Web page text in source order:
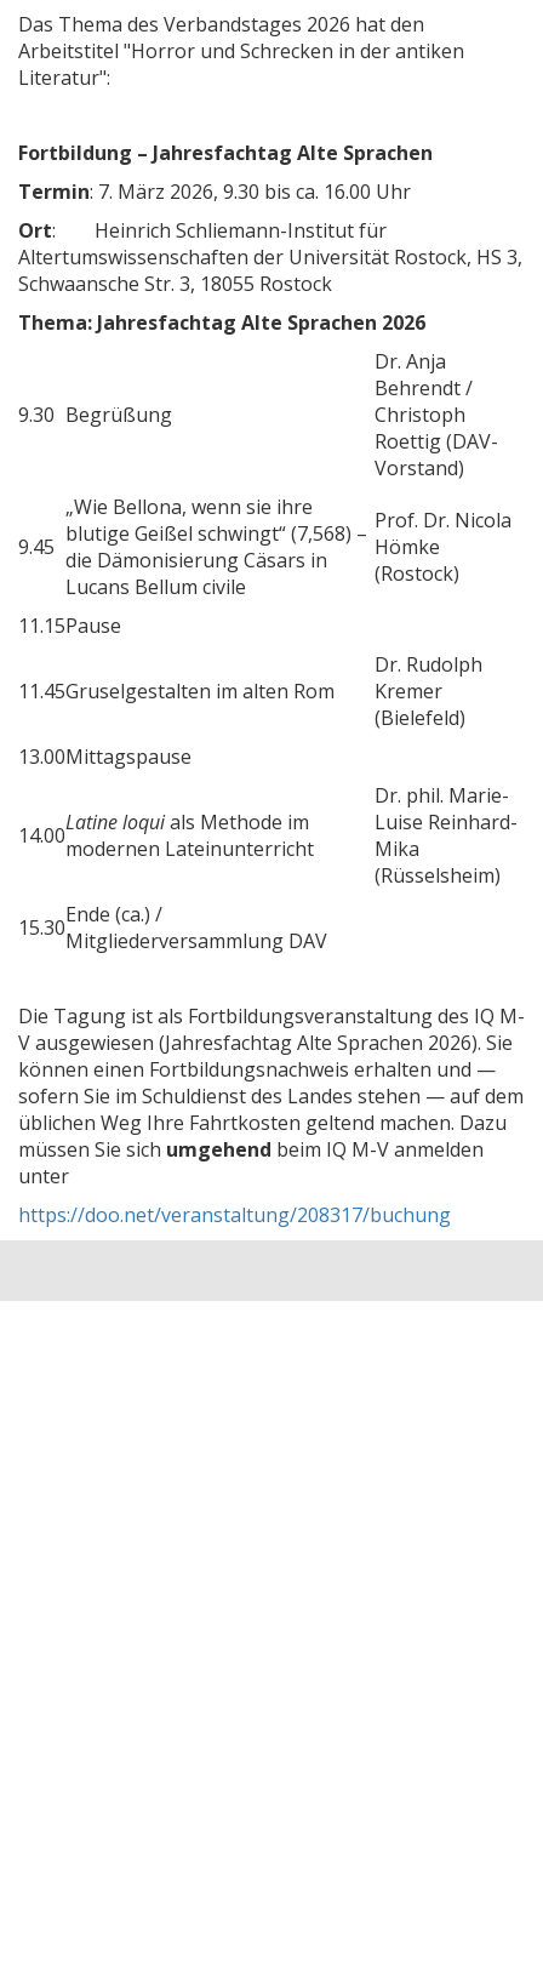
Das Thema des Verbandstages 2026 hat den
Arbeitstitel "Horror und Schrecken in der antiken
Literatur":
Fortbildung – Jahresfachtag Alte Sprachen
Termin: 7. März 2026, 9.30 bis ca. 16.00 Uhr
Ort: Heinrich Schliemann-Institut für
Altertumswissenschaften der Universität Rostock, HS 3,
Schwaansche Str. 3, 18055 Rostock
Thema: Jahresfachtag Alte Sprachen 2026
9.30 Begrüßung
Dr. Anja
Behrendt /
Christoph
Roettig (DAV-
Vorstand)
9.45
„Wie Bellona, wenn sie ihre
blutige Geißel schwingt“ (7,568) –
die Dämonisierung Cäsars in
Lucans Bellum civile
Prof. Dr. Nicola
Hömke
(Rostock)
11.15Pause
11.45Gruselgestalten im alten Rom
Dr. Rudolph
Kremer
(Bielefeld)
13.00Mittagspause
14.00Latine loquials Methode im
modernen Lateinunterricht
Dr. phil. Marie-
Luise Reinhard-
Mika
(Rüsselsheim)
15.30Ende (ca.) /
Mitgliederversammlung DAV
Die Tagung ist als Fortbildungsveranstaltung des IQ M-
V ausgewiesen (Jahresfachtag Alte Sprachen 2026). Sie
können einen Fortbildungsnachweis erhalten und —
sofern Sie im Schuldienst des Landes stehen — auf dem
üblichen Weg Ihre Fahrtkosten geltend machen. Dazu
müssen Sie sich umgehend beim IQ M-V anmelden
unter
https://doo.net/veranstaltung/208317/buchung